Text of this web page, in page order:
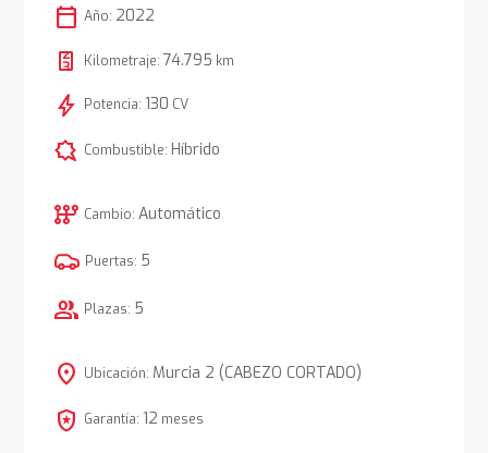
calendar_today Año: 2022
Kilometraje: 74.795 km
bolt Potencia: 130 CV
comic_bubble Combustible: Híbrido
auto_transmission Cambio: Automático
Puertas: 5
group Plazas: 5
location_on Ubicación: Murcia 2 (CABEZO CORTADO)
local_police Garantía: 12 meses